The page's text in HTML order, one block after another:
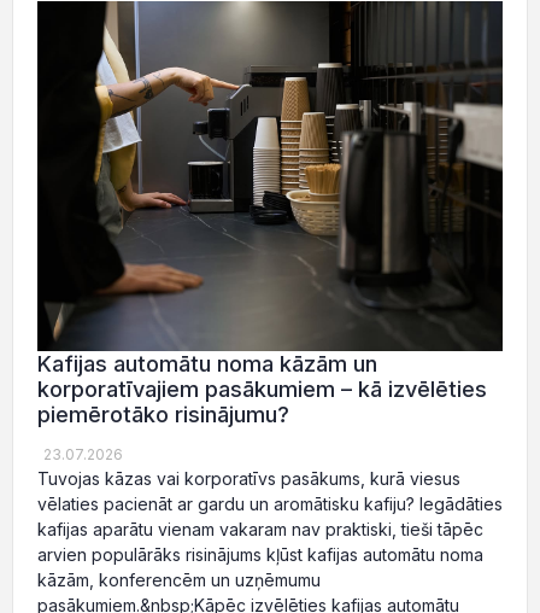
Kafijas automātu noma kāzām un
korporatīvajiem pasākumiem – kā izvēlēties
piemērotāko risinājumu?
23.07.2026
Tuvojas kāzas vai korporatīvs pasākums, kurā viesus
vēlaties pacienāt ar gardu un aromātisku kafiju? Iegādāties
kafijas aparātu vienam vakaram nav praktiski, tieši tāpēc
arvien populārāks risinājums kļūst kafijas automātu noma
kāzām, konferencēm un uzņēmumu
pasākumiem.&nbsp;Kāpēc izvēlēties kafijas automātu